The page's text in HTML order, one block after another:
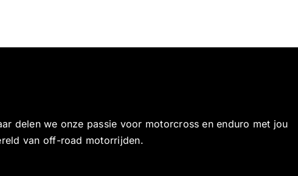
delen we onze passie voor motorcross en enduro met jou
van off-road motorrijden.